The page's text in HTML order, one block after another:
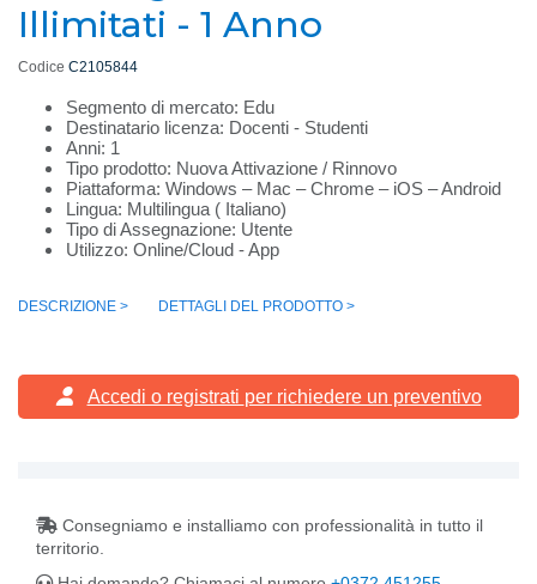
Illimitati - 1 Anno
Codice C2105844
Segmento di mercato: Edu
Destinatario licenza: Docenti - Studenti
Anni: 1
Tipo prodotto: Nuova Attivazione / Rinnovo
Piattaforma: Windows – Mac – Chrome – iOS – Android
Lingua: Multilingua ( Italiano)
Tipo di Assegnazione: Utente
Utilizzo: Online/Cloud - App
DESCRIZIONE > DETTAGLI DEL PRODOTTO >
Accedi o registrati per richiedere un preventivo
Consegniamo e installiamo con professionalità in tutto il
territorio.